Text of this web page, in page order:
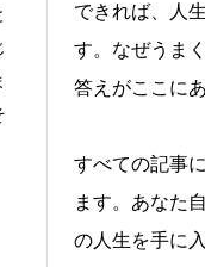
できれば、人
す。なぜうま
答えがここに
すべての記事
ます。あなた
の人生を手に